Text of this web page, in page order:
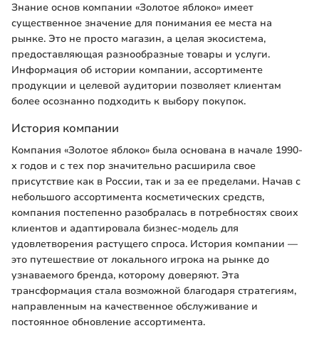
Знание основ компании «Золотое яблоко» имеет
существенное значение для понимания ее места на
рынке. Это не просто магазин, а целая экосистема,
предоставляющая разнообразные товары и услуги.
Информация об истории компании, ассортименте
продукции и целевой аудитории позволяет клиентам
более осознанно подходить к выбору покупок.
История компании
Компания «Золотое яблоко» была основана в начале 1990-
х годов и с тех пор значительно расширила свое
присутствие как в России, так и за ее пределами. Начав с
небольшого ассортимента косметических средств,
компания постепенно разобралась в потребностях своих
клиентов и адаптировала бизнес-модель для
удовлетворения растущего спроса. История компании —
это путешествие от локального игрока на рынке до
узнаваемого бренда, которому доверяют. Эта
трансформация стала возможной благодаря стратегиям,
направленным на качественное обслуживание и
постоянное обновление ассортимента.